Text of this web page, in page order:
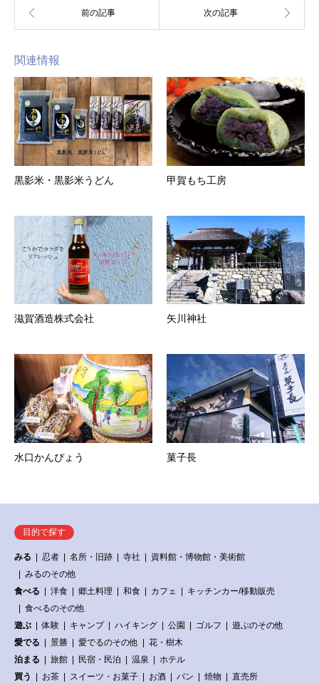
関連情報
黒影米・黒影米うどん 甲賀もち工房
滋賀酒造株式会社 矢川神社
水口かんぴょう 菓子長
目的で探す
みる 忍者 名所・旧跡 寺社
資料館・博物館・美術館
みるのその他
食べる
洋食 郷土料理 和食 カフェ
キッチンカー/移動販売
食べるのその他
遊ぶ
体験 キャンプ ハイキング 公園 ゴルフ
遊ぶのその他
愛でる
景勝 愛でるのその他
花・樹木
泊まる
旅館 民宿・民泊 温泉
ホテル
買う
お茶 スイーツ・お菓子 お酒 パン 焼物 直売所